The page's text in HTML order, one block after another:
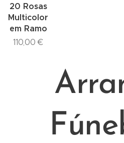
20 Rosas
Multicolor
em Ramo
110,00 €